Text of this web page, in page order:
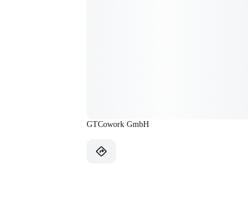
GTCowork GmbH